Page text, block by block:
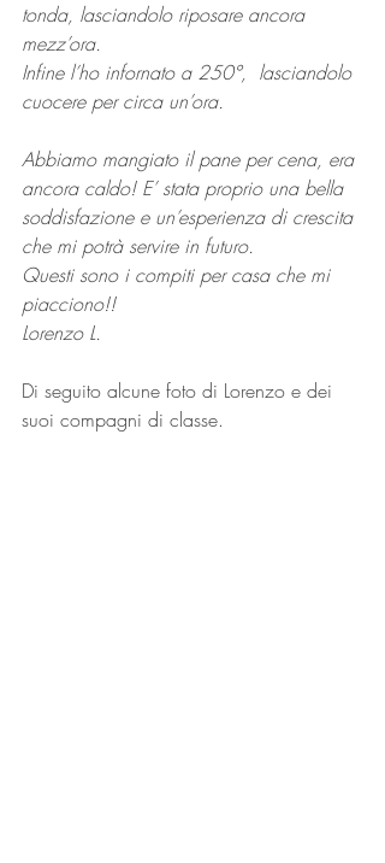
tonda, lasciandolo riposare ancora
mezz’ora.
Infine l’ho infornato a 250°,  lasciandolo
cuocere per circa un’ora.
Abbiamo mangiato il pane per cena, era
ancora caldo! E’ stata proprio una bella
soddisfazione e un’esperienza di crescita
che mi potrà servire in futuro.
Questi sono i compiti per casa che mi
piacciono!!
Lorenzo L.
Di seguito alcune foto di Lorenzo e dei
suoi compagni di classe.